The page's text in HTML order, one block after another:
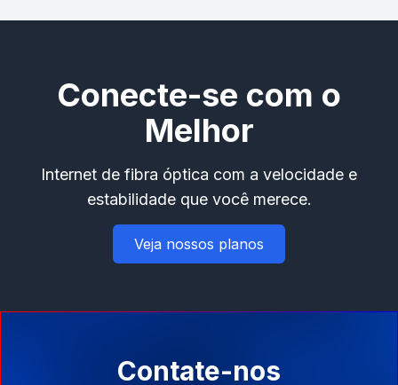
Conecte-se com o
Melhor
Internet de fibra óptica com a velocidade e
estabilidade que você merece.
Veja nossos planos
Contate-nos